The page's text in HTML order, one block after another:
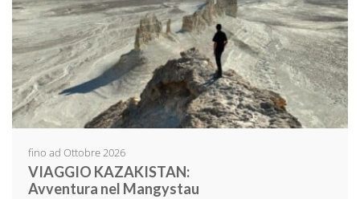
fino ad Ottobre 2026
VIAGGIO KAZAKISTAN:
Avventura nel Mangystau